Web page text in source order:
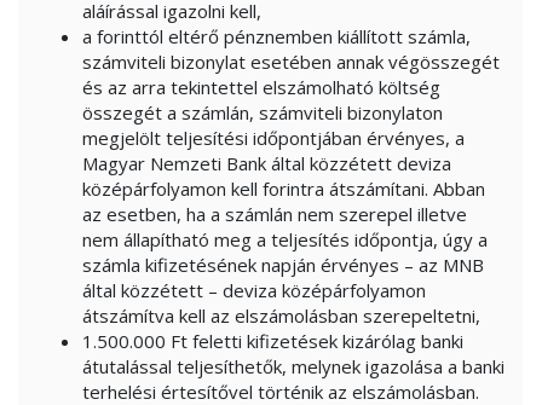
aláírással igazolni kell,
a forinttól eltérő pénznemben kiállított számla,
számviteli bizonylat esetében annak végösszegét
és az arra tekintettel elszámolható költség
összegét a számlán, számviteli bizonylaton
megjelölt teljesítési időpontjában érvényes, a
Magyar Nemzeti Bank által közzétett deviza
középárfolyamon kell forintra átszámítani. Abban
az esetben, ha a számlán nem szerepel illetve
nem állapítható meg a teljesítés időpontja, úgy a
számla kifizetésének napján érvényes – az MNB
által közzétett – deviza középárfolyamon
átszámítva kell az elszámolásban szerepeltetni,
1.500.000 Ft feletti kifizetések kizárólag banki
átutalással teljesíthetők, melynek igazolása a banki
terhelési értesítővel történik az elszámolásban.